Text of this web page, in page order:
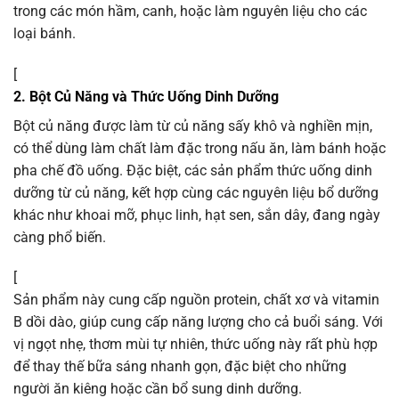
trong các món hầm, canh, hoặc làm nguyên liệu cho các
loại bánh.
[
2. Bột Củ Năng và Thức Uống Dinh Dưỡng
Bột củ năng được làm từ củ năng sấy khô và nghiền mịn,
có thể dùng làm chất làm đặc trong nấu ăn, làm bánh hoặc
pha chế đồ uống. Đặc biệt, các sản phẩm thức uống dinh
dưỡng từ củ năng, kết hợp cùng các nguyên liệu bổ dưỡng
khác như khoai mỡ, phục linh, hạt sen, sắn dây, đang ngày
càng phổ biến.
[
Sản phẩm này cung cấp nguồn protein, chất xơ và vitamin
B dồi dào, giúp cung cấp năng lượng cho cả buổi sáng. Với
vị ngọt nhẹ, thơm mùi tự nhiên, thức uống này rất phù hợp
để thay thế bữa sáng nhanh gọn, đặc biệt cho những
người ăn kiêng hoặc cần bổ sung dinh dưỡng.